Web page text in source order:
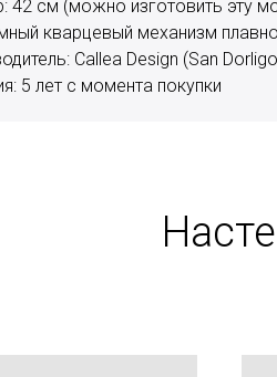
42 см (можно изготовить эту
кварцевый механизм
Callea Design (San
5 лет с момента покупки